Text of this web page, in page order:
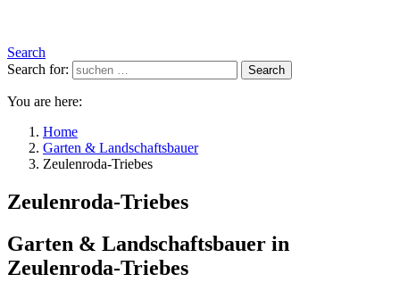
Search
Search for:
Search
You are here:
Home
Garten & Landschaftsbauer
Zeulenroda-Triebes
Zeulenroda-Triebes
Garten & Landschaftsbauer in
Zeulenroda-Triebes